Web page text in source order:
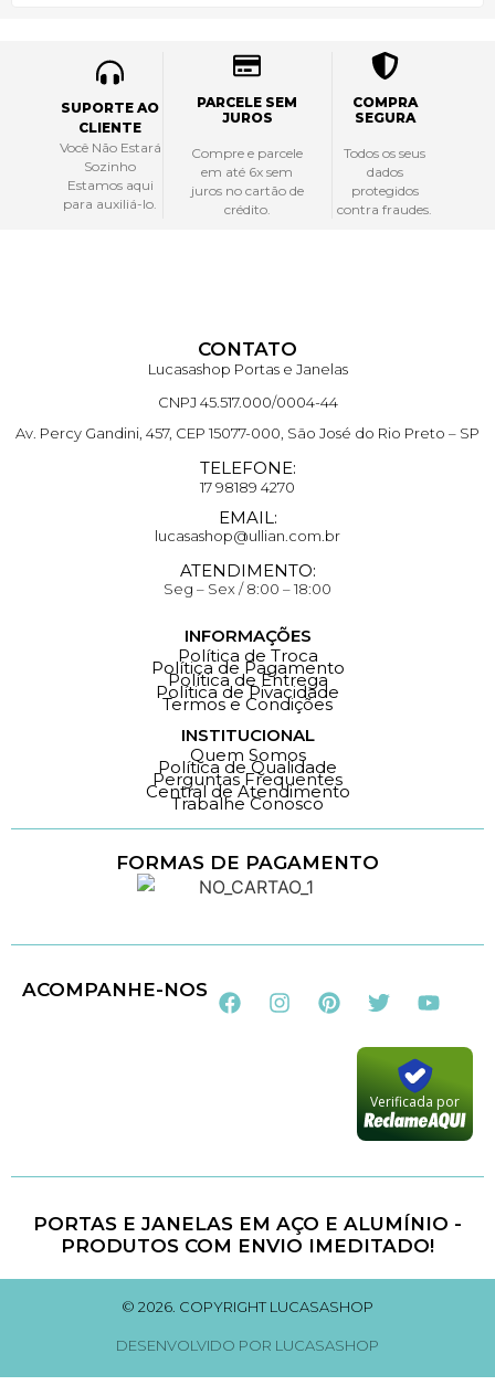
SUPORTE AO
CLIENTE
Você Não Estará
Sozinho
Estamos aqui
para auxiliá-lo.
PARCELE SEM
JUROS
Compre e parcele
em até 6x sem
juros no cartão de
crédito.
COMPRA
SEGURA
Todos os seus
dados
protegidos
contra fraudes.
CONTATO
Lucasashop Portas e Janelas
CNPJ 45.517.000/0004-44
Av. Percy Gandini, 457, CEP 15077-000, São José do Rio Preto – SP
TELEFONE:
17 98189 4270
EMAIL:
lucasashop@ullian.com.br
ATENDIMENTO:
Seg – Sex / 8:00 – 18:00
INFORMAÇÕES
Política de Troca
Política de Pagamento
Política de Entrega
Política de Pivacidade
Termos e Condições
INSTITUCIONAL
Quem Somos
Política de Qualidade
Perguntas Frequentes
Central de Atendimento
Trabalhe Conosco
FORMAS DE PAGAMENTO
ACOMPANHE-NOS
Verificada por
PORTAS E JANELAS EM AÇO E ALUMÍNIO -
PRODUTOS COM ENVIO IMEDITADO!
© 2026. COPYRIGHT LUCASASHOP
DESENVOLVIDO POR LUCASASHOP